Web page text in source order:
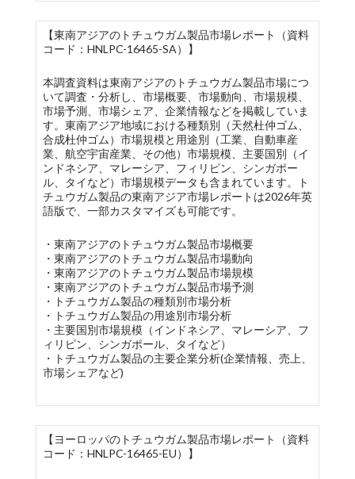
【東南アジアのトチュウガム製品市場レポート（資料
コード：HNLPC-16465-SA）】
本調査資料は東南アジアのトチュウガム製品市場につ
いて調査・分析し、市場概要、市場動向、市場規模、
市場予測、市場シェア、企業情報などを掲載していま
す。東南アジア地域における種類別（天然杜仲ゴム、
合成杜仲ゴム）市場規模と用途別（工業、自動車産
業、航空宇宙産業、その他）市場規模、主要国別（イ
ンドネシア、マレーシア、フィリピン、シンガポー
ル、タイなど）市場規模データも含まれています。ト
チュウガム製品の東南アジア市場レポートは2026年英
語版で、一部カスタマイズも可能です。
・東南アジアのトチュウガム製品市場概要
・東南アジアのトチュウガム製品市場動向
・東南アジアのトチュウガム製品市場規模
・東南アジアのトチュウガム製品市場予測
・トチュウガム製品の種類別市場分析
・トチュウガム製品の用途別市場分析
・主要国別市場規模（インドネシア、マレーシア、フ
ィリピン、シンガポール、タイなど）
・トチュウガム製品の主要企業分析(企業情報、売上、
市場シェアなど)
【ヨーロッパのトチュウガム製品市場レポート（資料
コード：HNLPC-16465-EU）】